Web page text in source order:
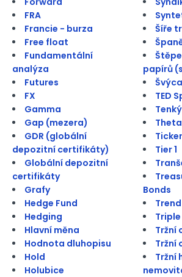
FRA
Francie - burza
Free float
Fundamentální
analýza
Futures
FX
Gamma
Gap (mezera)
GDR (globální
depozitní certifikáty)
Globální depozitní
certifikáty
Grafy
Hedge Fund
Hedging
Hlavní měna
Hodnota dluhopisu
Hold
Holubice
Šíře
papírů
TED
Theta
Ticker
Tier 1
Bonds
Trend
Tržní
Tržní
Tržní